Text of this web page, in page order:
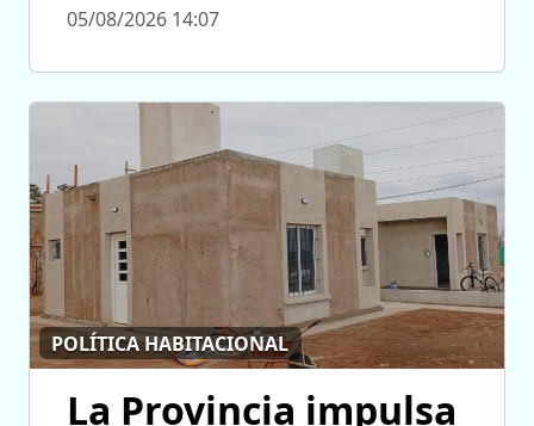
05/08/2026 14:07
POLÍTICA HABITACIONAL
La Provincia impulsa